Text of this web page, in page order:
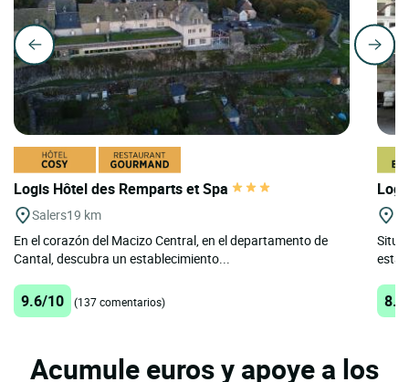
Logis Hôtel des Remparts et Spa
Salers19 km
En el corazón del Macizo Central, en el departamento de
Cantal, descubra un establecimiento...
9.6/10 (137 comentarios)
esta
Acumule euros y apoye a los